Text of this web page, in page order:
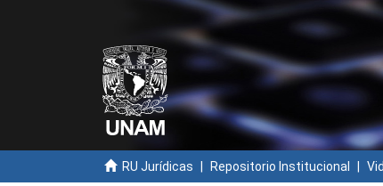
RU Jurídicas Repositorio Institucional